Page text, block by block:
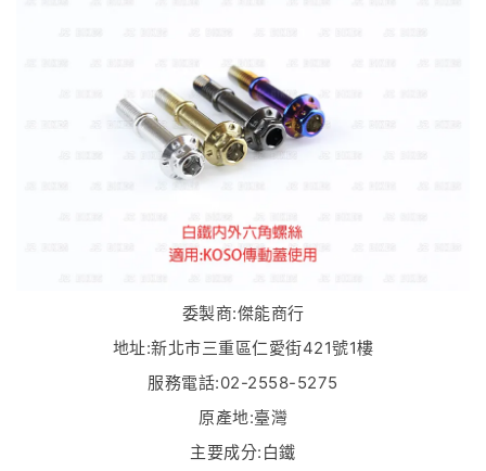
委製商:傑能商行
地址:新北市三重區仁愛街421號1樓
服務電話:02-2558-5275
原產地:臺灣
主要成分:白鐵